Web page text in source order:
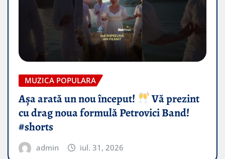
MUZICA POPULARA
Așa arată un nou început!
Vă prezint
cu drag noua formulă Petrovici Band!
#shorts
admin iul. 31, 2026